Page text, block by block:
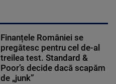
Finanțele României se
pregătesc pentru cel de-al
treilea test. Standard &
Poor’s decide dacă scapăm
de „junk”